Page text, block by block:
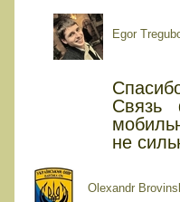
Egor
Связь
не
Olexandr